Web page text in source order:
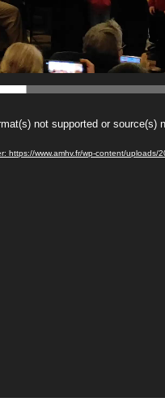
not supported or source(s)
https://www.amhv.fr/wp-content/